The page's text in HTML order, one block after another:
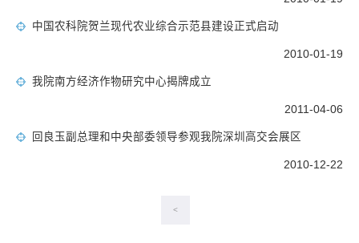
中国农科院贺兰现代农业综合示范县建设正式启动
2010-01-19
我院南方经济作物研究中心揭牌成立
2011-04-06
回良玉副总理和中央部委领导参观我院深圳高交会展区
2010-12-22
<